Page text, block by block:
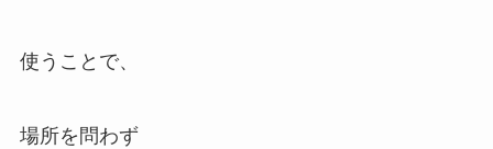
使うことで、
場所を問わず